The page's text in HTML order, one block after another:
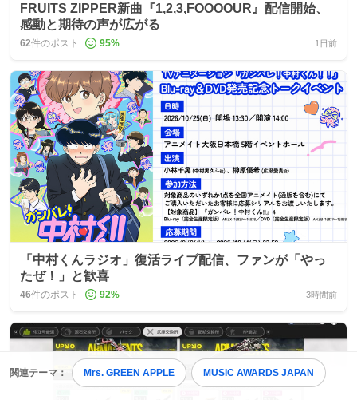
関連テーマ： Mrs. GREEN APPLE MUSIC AWARDS JAPAN
FRUITS ZIPPER新曲『1,2,3,FOOOOUR』配信開始、
感動と期待の声が広がる
62件のポスト 95% 1日前
「中村くんラジオ」復活ライブ配信、ファンが「やっ
たぜ！」と歓喜
46件のポスト 92% 3時間前